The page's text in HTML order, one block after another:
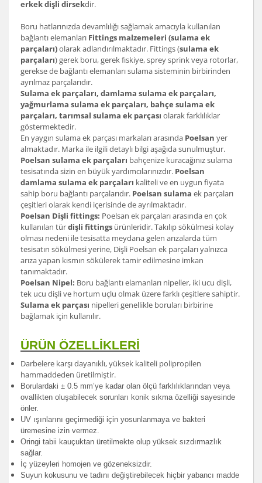
erkek dişli dirsekdir.
Boru hatlarınızda devamlılığı sağlamak amacıyla kullanılan
bağlantı elemanları Fittings malzemeleri (sulama ek
parçaları)olarak adlandırılmaktadır. Fittings (sulama ek
parçaları) gerek boru, gerek fıskiye, sprey sprink veya rotorlar,
gerekse de bağlantı elemanları sulama sisteminin birbirinden
ayrılmaz parçalarıdır.
Sulama ek parçaları, damlama sulama ek parçaları,
yağmurlama sulama ek parçaları, bahçe sulama ek
parçaları, tarımsal sulama ek parçası olarak farklılıklar
göstermektedir.
En yaygın sulama ek parçası markaları arasında Poelsan yer
almaktadır. Marka ile ilgili detaylı bilgi aşağıda sunulmuştur.
Poelsan sulama ek parçaları bahçenize kuracağınız sulama
tesisatında sizin en büyük yardımcılarınızdır. Poelsan
damlama sulama ek parçaları kaliteli ve en uygun fiyata
sahip boru bağlantı parçalarıdır. Poelsan sulama ek parçaları
çeşitleri olarak kendi içerisinde de ayrılmaktadır.
Poelsan Dişli fittings: Poelsan ek parçaları arasında en çok
kullanılan türdişli fittings ürünleridir. Takılıp sökülmesi kolay
olması nedeni ile tesisatta meydana gelen arızalarda tüm
tesisatın sökülmesi yerine, Dişli Poelsan ek parçaları yalnızca
arıza yapan kısmın sökülerek tamir edilmesine imkan
tanımaktadır.
Poelsan Nipel: Boru bağlantı elamanları nipeller, iki ucu dişli,
tek ucu dişli ve hortum uçlu olmak üzere farklı çeşitlere sahiptir.
Sulama ek parçası nipelleri genellikle boruları birbirine
bağlamak için kullanılır.
ÜRÜN ÖZELLİKLERİ
Darbelere karşı dayanıklı, yüksek kaliteli polipropilen
hammaddeden üretilmiştir.
Borulardaki ± 0.5 mm’ye kadar olan ölçü farklılıklarından veya
ovallikten oluşabilecek sorunları konik sıkma özelliği sayesinde
önler.
UV ışınlarını geçirmediği için yosunlanmaya ve bakteri
üremesine izin vermez.
Oringi tabii kauçuktan üretilmekte olup yüksek sızdırmazlık
sağlar.
İç yüzeyleri homojen ve gözeneksizdir.
Suyun kokusunu ve tadını değiştirebilecek hiçbir yabancı madde